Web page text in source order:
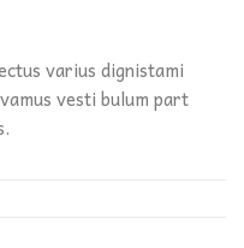
varius dignistami
vesti bulum part